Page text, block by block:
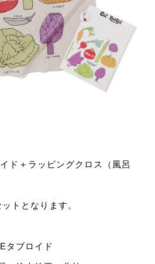
ド＋ラッピングクロス（風呂
トとなります。
タブロイド